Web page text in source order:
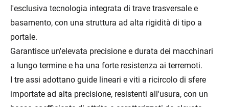
l'esclusiva tecnologia integrata di trave trasversale e
basamento, con una struttura ad alta rigidità di tipo a
portale.
Garantisce un'elevata precisione e durata dei macchinari
a lungo termine e ha una forte resistenza ai terremoti.
I tre assi adottano guide lineari e viti a ricircolo di sfere
importate ad alta precisione, resistenti all'usura, con un